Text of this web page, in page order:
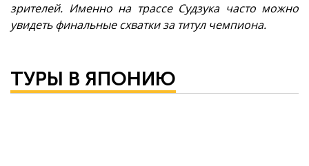
зрителей. Именно на трассе Судзука часто можно
увидеть финальные схватки за титул чемпиона.
ТУРЫ В ЯПОНИЮ